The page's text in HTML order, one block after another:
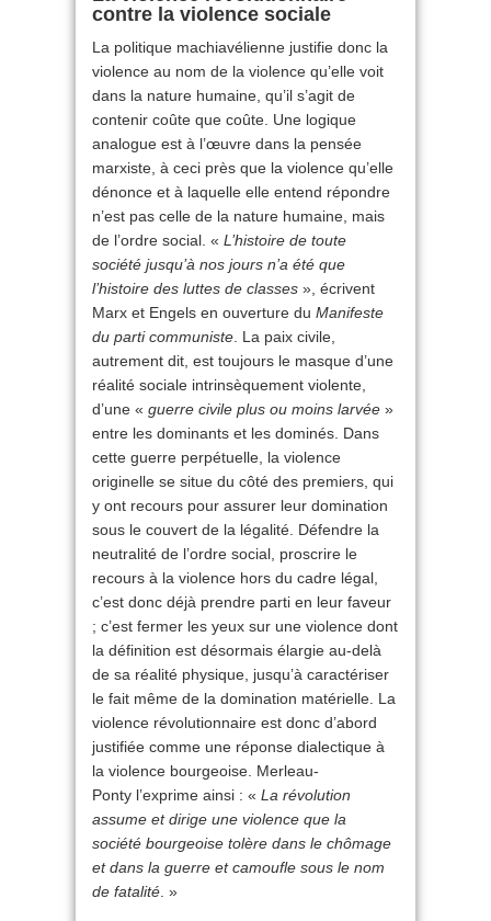
contre la violence sociale
La politique machiavélienne justifie donc la
violence au nom de la violence qu’elle voit
dans la nature humaine, qu’il s’agit de
contenir coûte que coûte. Une logique
analogue est à l’œuvre dans la pensée
marxiste, à ceci près que la violence qu’elle
dénonce et à laquelle elle entend répondre
n’est pas celle de la nature humaine, mais
de l’ordre social. « L’histoire de toute
société jusqu’à nos jours n’a été que
l’histoire des luttes de classes », écrivent
Marx et Engels en ouverture du Manifeste
du parti communiste . La paix civile,
autrement dit, est toujours le masque d’une
réalité sociale intrinsèquement violente,
d’une « guerre civile plus ou moins larvée »
entre les dominants et les dominés. Dans
cette guerre perpétuelle, la violence
originelle se situe du côté des premiers, qui
y ont recours pour assurer leur domination
sous le couvert de la légalité. Défendre la
neutralité de l’ordre social, proscrire le
recours à la violence hors du cadre légal,
c’est donc déjà prendre parti en leur faveur
; c’est fermer les yeux sur une violence dont
la définition est désormais élargie au-delà
de sa réalité physique, jusqu’à caractériser
le fait même de la domination matérielle. La
violence révolutionnaire est donc d’abord
justifiée comme une réponse dialectique à
la violence bourgeoise. Merleau-
Ponty l’exprime ainsi : « La révolution
assume et dirige une violence que la
société bourgeoise tolère dans le chômage
et dans la guerre et camoufle sous le nom
de fatalité . »